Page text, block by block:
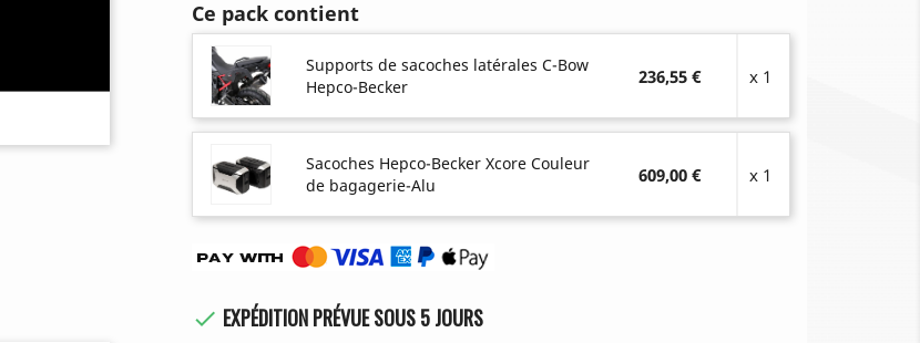
Ce pack contient
Supports de sacoches latérales C-Bow
Hepco-Becker
236,55 € x 1
Sacoches Hepco-Becker Xcore Couleur
de bagagerie-Alu
609,00 € x 1
 EXPÉDITION PRÉVUE SOUS 5 JOURS